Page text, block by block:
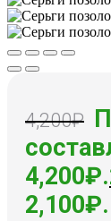
4,200₽
4,200₽.
2,100₽.